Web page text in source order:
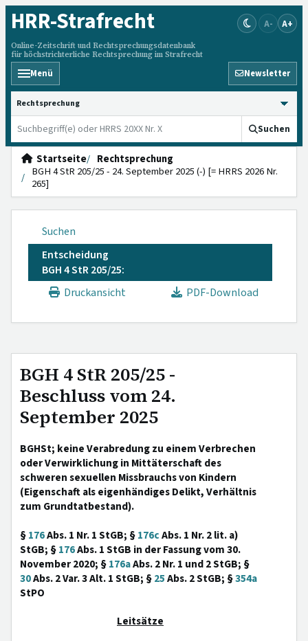
HRR-Strafrecht
Online-Zeitschrift und Rechtsprechungsdatenbank
für höchstrichterliche Rechtsprechung im Strafrecht
A- A+
Menü Newsletter
HRRS durchsuchen
Suchen
Startseite
Rechtsprechung
BGH 4 StR 205/25 - 24. September 2025 (-) [= HRRS 2026 Nr.
265]
Suchen
Entscheidung
BGH 4 StR 205/25:
Druckansicht
PDF-Download
BGH 4 StR 205/25 -
Beschluss vom 24.
September 2025
BGHSt; keine Verabredung zu einem Verbrechen
oder Verwirklichung in Mittäterschaft des
schweren sexuellen Missbrauchs von Kindern
(Eigenschaft als eigenhändiges Delikt, Verhältnis
zum Grundtatbestand).
§176Abs. 1 Nr. 1 StGB; §176cAbs. 1 Nr. 2 lit. a)
StGB; §176Abs. 1 StGB in der Fassung vom 30.
November 2020; §176aAbs. 2 Nr. 1 und 2 StGB; §
30Abs. 2 Var. 3 Alt. 1 StGB; §25Abs. 2 StGB; §354a
StPO
Leitsätze